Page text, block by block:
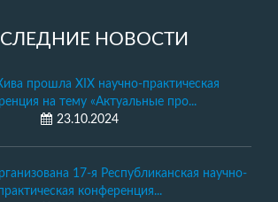
НОВОСТИ
прошла XIX научно-практическая
на тему «Актуальные про...
23.10.2024
17-я Республиканская научно-
конференция...